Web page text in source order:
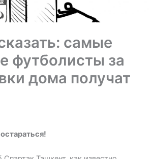
самые
футболисты за
дома получат